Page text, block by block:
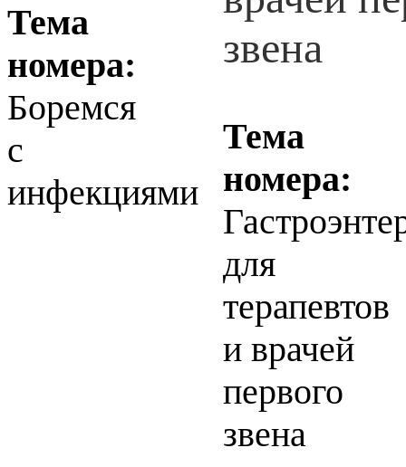
Тема
номера:
Боремся
с
инфекциями
Тема
номера:
для
терапевтов
и врачей
первого
звена